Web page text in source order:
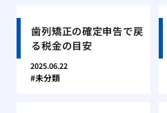
歯列矯正の確定申告で戻
る税金の目安
2025.06.22
未分類